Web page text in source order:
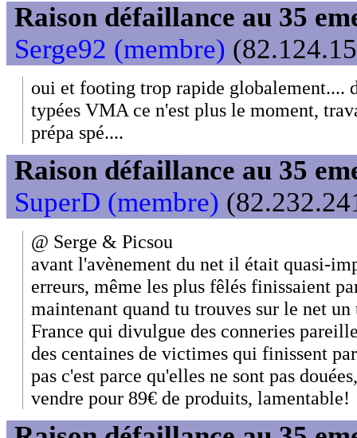
Raison défaillance au 35
Serge92 (membre)
oui et footing trop rapide globalement....
typées VMA ce n'est plus le moment,
prépa spé....
Raison défaillance au 35
SuperD (membre)
@ Serge & Picsou
avant l'avènement du net il était quasi-
erreurs, même les plus fêlés finissaient
maintenant quand tu trouves sur le net
France qui divulgue des conneries
des centaines de victimes qui finissent
pas c'est parce qu'elles ne sont pas
vendre pour 89€ de produits, lamentable!